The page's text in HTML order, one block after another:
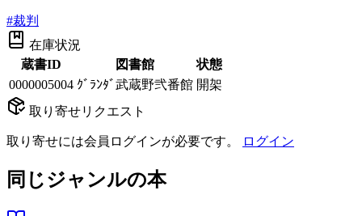
#裁判
在庫状況
蔵書ID
図書館
状態
0000005004 ｸﾞﾗﾝﾀﾞ武蔵野弐番館 開架
取り寄せリクエスト
取り寄せには会員ログインが必要です。 ログイン
同じジャンルの本